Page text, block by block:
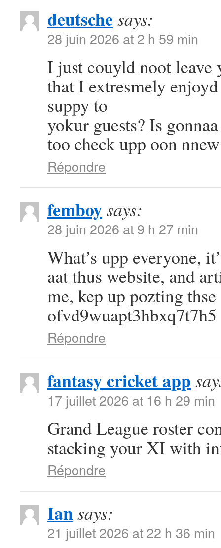
deutsche says:
28 juin 2026 at 2 h 59 min
I just couyld noot leave
that I extresmely
suppy to
yokur guests? Is
too check upp oon
Répondre
femboysays:
28 juin 2026 at 9 h 27 min
What’s upp everyone,
aat thus website, and
me, kep up pozting
ofvd9wuapt3hbxq7t7h5
Répondre
fantasy cricket app
17 juillet 2026 at 16 h 29 min
Grand League roster
stacking your XI with
Répondre
Iansays:
21 juillet 2026 at 22 h 36 min